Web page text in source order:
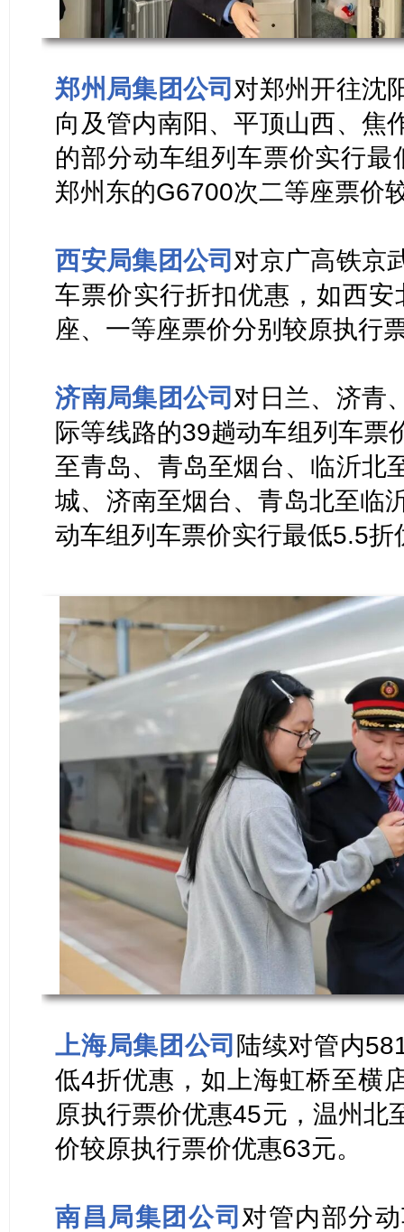
郑州局集团公司对郑州开往沈
向及管内南阳、平顶山西、焦
的部分动车组列车票价实行
郑州东的G6700次二等座票价
西安局集团公司对京广高铁京
车票价实行折扣优惠，如西
座、一等座票价分别较原执行
济南局集团公司对日兰、济青
际等线路的39趟动车组列车票
至青岛、青岛至烟台、临沂北
城、济南至烟台、青岛北至临
动车组列车票价实行最低5.5折
上海局集团公司 陆续对管内
低4折优惠，如上海虹桥至横
原执行票价优惠45元，温州北
价较原执行票价优惠63元。
南昌局集团公司 对管内部分